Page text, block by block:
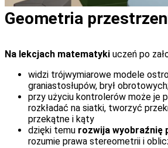
Geometria
Na lekcjach matematyki uczeń po
widzi trójwymiarowe modele
graniastosłupów, brył
przy użyciu kontrolerów może je
rozkładać na siatki, tworzyć
przekątne i kąty
dzięki temu rozwija wyobraźnię
rozumie prawa stereometrii i